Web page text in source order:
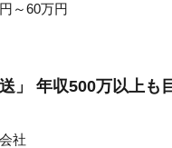
～60万円
送」 年収500万以上も
社